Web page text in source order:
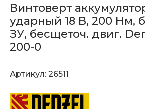
Винтоверт
ударный 18 В, 200 Нм,
ЗУ, бесщеточ. двиг.
200-0
Артикул: 26511